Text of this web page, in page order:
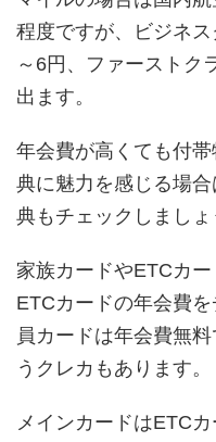
程度ですが、ビジネ
～6円、ファーストク
出ます。
年会費が高くても付
典に魅力を感じる場
典もチェックしましょ
家族カードやETCカー
ETCカードの年会費
員カードは年会費無
うクレカもあります。
メインカードはETC